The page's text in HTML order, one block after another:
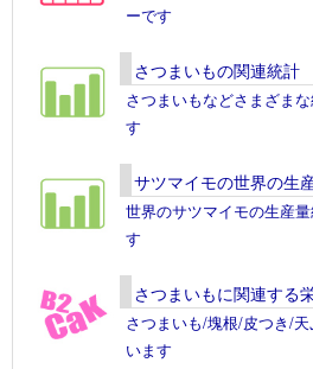
ーです
さつまいもの関連統計
さつまいもなどさまざま
す
サツマイモの世界の生
世界のサツマイモの生産
す
さつまいもに関連する
さつまいも/塊根/皮つき/
います